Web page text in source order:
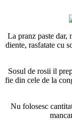
La pranz paste dar,
diente, rasfatate cu
Sosul de rosii il
fie din cele de la
Nu folosesc